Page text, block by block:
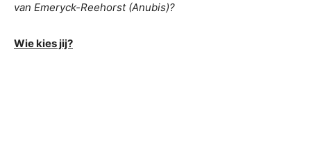
van Emeryck-Reehorst (Anubis)?
Wie kies jij?